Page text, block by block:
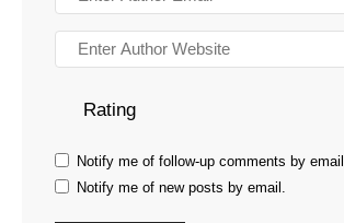
Rating
Notify me of follow-up comments by email.
Notify me of new posts by email.